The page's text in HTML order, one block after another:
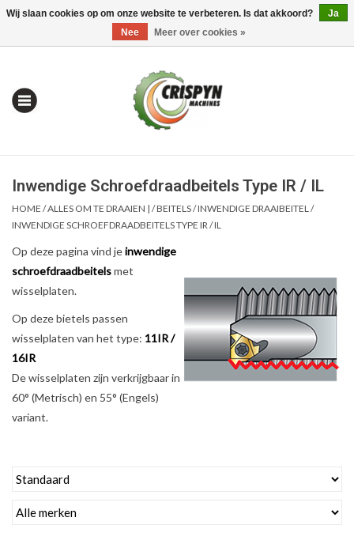
0 Artikelen - €0,00 Mijn account / Registreren
Home
Alles om te Boren |
Alles om te Frezen |
Alles om te Zagen |
Inwendige Schroefdraadbeitels Type IR / IL
HOME /ALLES OM TE DRAAIEN | /BEITELS/INWENDIGE DRAAIBEITEL /
INWENDIGE SCHROEFDRAADBEITELS TYPE IR / IL
Op deze pagina vind jeinwendige
schroefdraadbeitelsmet
wisselplaten.
Op deze bietels passen
wisselplaten van het type: 11IR /
16IR
De wisselplaten zijn verkrijgbaar in
60° (Metrisch) en 55° (Engels)
variant.
Wij slaan cookies op om onze website te verbeteren. Is dat akkoord?
Ja
Nee
Meer over cookies »